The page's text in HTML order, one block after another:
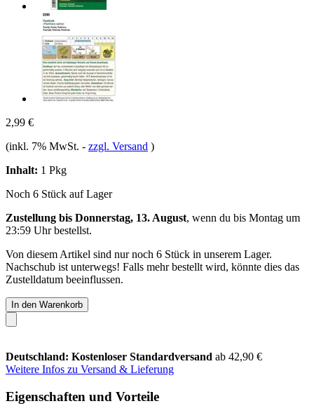
2,99 €
(inkl. 7% MwSt. - zzgl. Versand )
Inhalt: 1 Pkg
Noch 6 Stück auf Lager
Zustellung bis Donnerstag, 13. August, wenn du bis Montag um
23:59 Uhrbestellst.
Von diesem Artikel sind nur noch 6 Stück in unserem Lager.
Nachschub ist unterwegs! Falls mehr bestellt wird, könnte dies das
Zustelldatum beeinflussen.
In den Warenkorb
Deutschland: Kostenloser Standardversand ab 42,90 €
Weitere Infos zu Versand & Lieferung
Eigenschaften und Vorteile